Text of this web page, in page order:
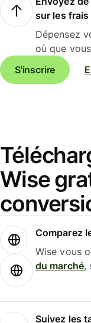
sur les frais
Dépensez
où que
S'inscrire
Wise
Comparez
Wise vous
du marché,
Suivez les